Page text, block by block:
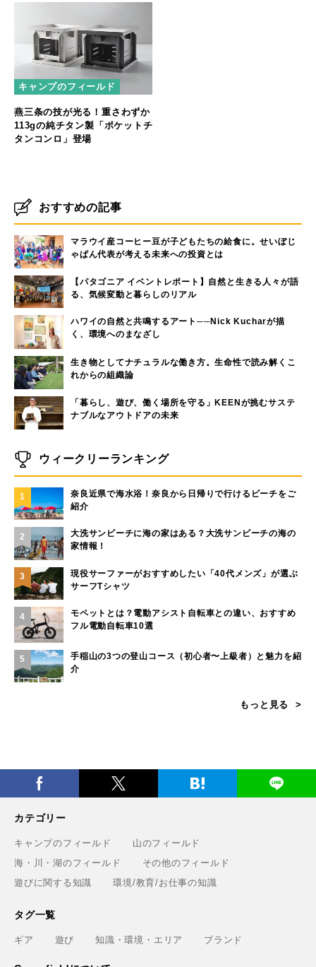
キャンプのフィールド
燕三条の技が光る！重さわずか
113gの純チタン製「ポケットチ
タンコンロ」登場
おすすめの記事
マラウイ産コーヒー豆が子どもたちの給食に。せいぼじ
ゃぱん代表が考える未来への投資とは
【パタゴニア イベントレポート】自然と生きる人々が語
る、気候変動と暮らしのリアル
ハワイの自然と共鳴するアート──Nick Kucharが描
く、環境へのまなざし
生き物としてナチュラルな働き方。生命性で読み解くこ
れからの組織論
「暮らし、遊び、働く場所を守る」KEENが挑むサステ
ナブルなアウトドアの未来
ウィークリーランキング
1
奈良近県で海水浴！奈良から日帰りで行けるビーチをご
紹介
2
大洗サンビーチに海の家はある？大洗サンビーチの海の
家情報！
3
現役サーファーがおすすめしたい「40代メンズ」が選ぶ
サーフTシャツ
4
モペットとは？電動アシスト自転車との違い、おすすめ
フル電動自転車10選
5
手稲山の3つの登山コース（初心者〜上級者）と魅力を紹
介
もっと見る
カテゴリー
キャンプのフィールド
山のフィールド
海・川・湖のフィールド
その他のフィールド
遊びに関する知識
環境/教育/お仕事の知識
タグ一覧
ギア 遊び 知識・環境・エリア ブランド